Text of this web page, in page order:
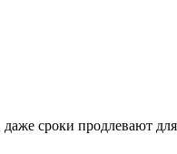
сроки продлевают